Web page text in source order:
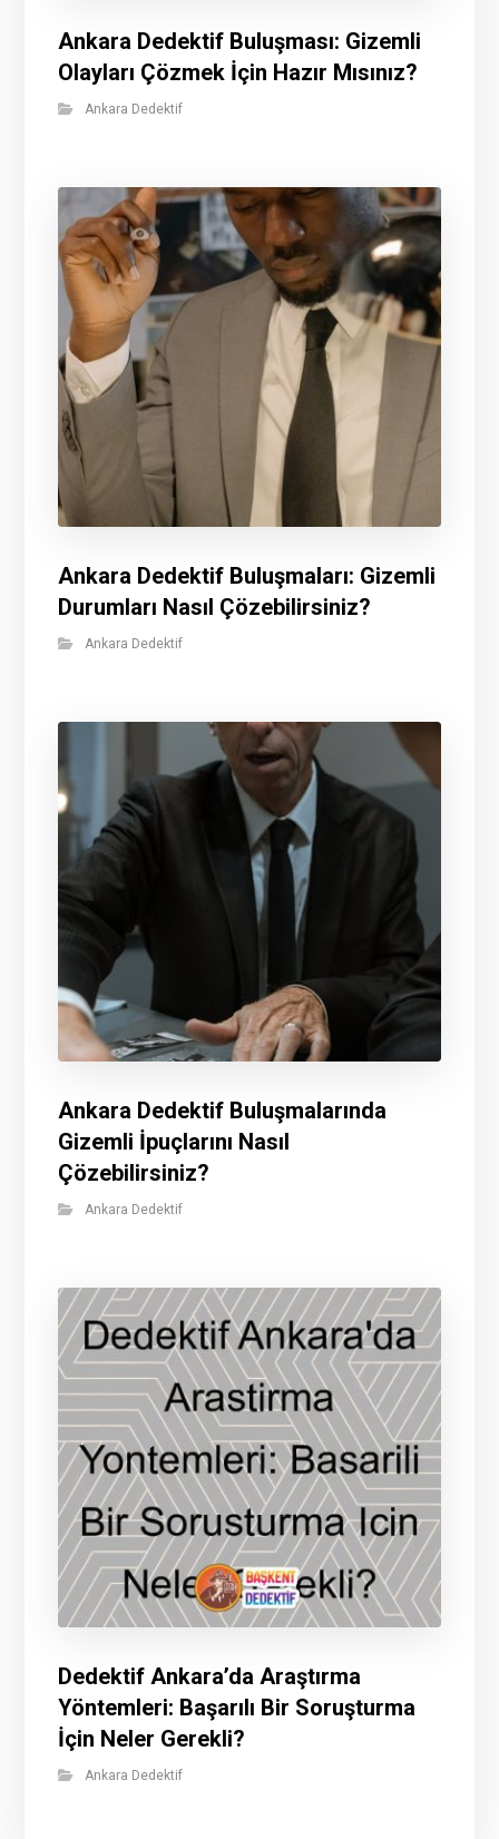
Ankara Dedektif Buluşması: Gizemli
Olayları Çözmek İçin Hazır Mısınız?
Ankara Dedektif
Ankara Dedektif Buluşmaları: Gizemli
Durumları Nasıl Çözebilirsiniz?
Ankara Dedektif
Ankara Dedektif Buluşmalarında
Gizemli İpuçlarını Nasıl
Çözebilirsiniz?
Ankara Dedektif
Dedektif Ankara’da Araştırma
Yöntemleri: Başarılı Bir Soruşturma
İçin Neler Gerekli?
Ankara Dedektif